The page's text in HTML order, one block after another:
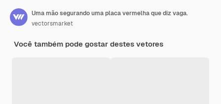
Uma mão segurando uma placa vermelha que diz vaga.
vectorsmarket
Você também pode gostar destes vetores